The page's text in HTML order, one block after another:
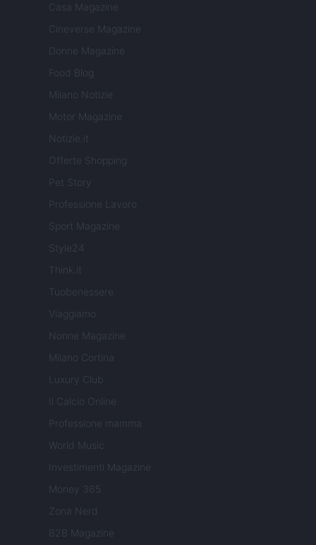
Casa Magazine
Cineverse Magazine
Donne Magazine
Food Blog
Milano Notizie
Motor Magazine
Notizie.it
Offerte Shopping
Pet Story
Professione Lavoro
Sport Magazine
Style24
Think.it
Tuobenessere
Viaggiamo
Nonne Magazine
Milano Cortina
Luxury Club
Il Calcio Online
Professione mamma
World Music
Investimenti Magazine
Money 365
Zona Nerd
B2B Magazine